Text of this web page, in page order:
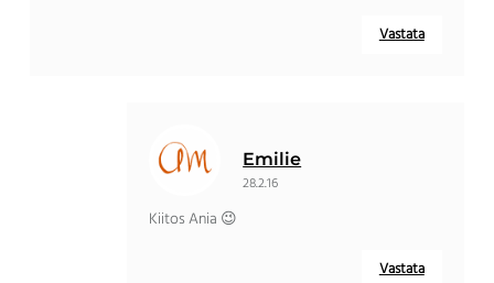
Vastata
Emilie
28.2.16
Kiitos Ania 😉
Vastata